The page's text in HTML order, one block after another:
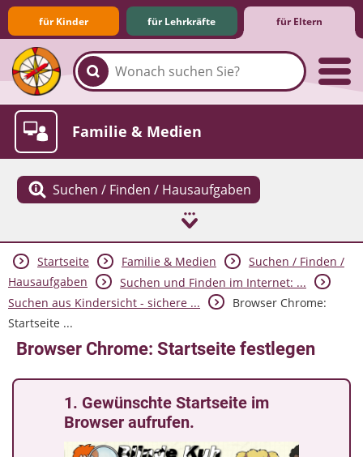
für Kinder für Lehrkräfte für Eltern
Familie & Medien
Suchen / Finden / Hausaufgaben
Spieletipps & Lernsoftware
Die Jüngsten im Netz
Lexikon
Aktuelles
Startseite Familie & Medien
Suchen / Finden /
Hausaufgaben
Suchen und Finden im Internet: ...
Suchen aus Kindersicht - sichere ...
Browser Chrome:
Startseite ...
Browser Chrome: Startseite festlegen
1. Gewünschte Startseite im
Browser aufrufen.